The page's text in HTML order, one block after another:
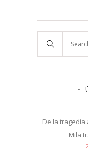
De la tragedia
Mila